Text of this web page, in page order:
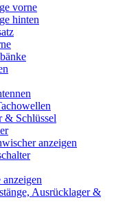
vorne
hinten
& Schlüssel
anzeigen
Ausrücklager &